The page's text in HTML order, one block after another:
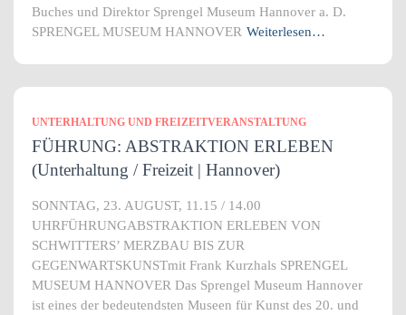
Buches und Direktor Sprengel Museum Hannover a. D.
SPRENGEL MUSEUM HANNOVER Weiterlesen…
UNTERHALTUNG UND FREIZEITVERANSTALTUNG
FÜHRUNG: ABSTRAKTION ERLEBEN
(Unterhaltung / Freizeit | Hannover)
SONNTAG, 23. AUGUST, 11.15 / 14.00
UHRFÜHRUNGABSTRAKTION ERLEBEN VON
SCHWITTERS’ MERZBAU BIS ZUR
GEGENWARTSKUNSTmit Frank Kurzhals SPRENGEL
MUSEUM HANNOVER Das Sprengel Museum Hannover
ist eines der bedeutendsten Museen für Kunst des 20. und